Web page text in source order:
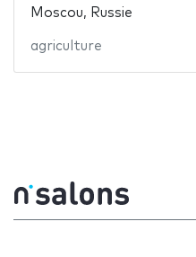
Moscou, Russie
agriculture